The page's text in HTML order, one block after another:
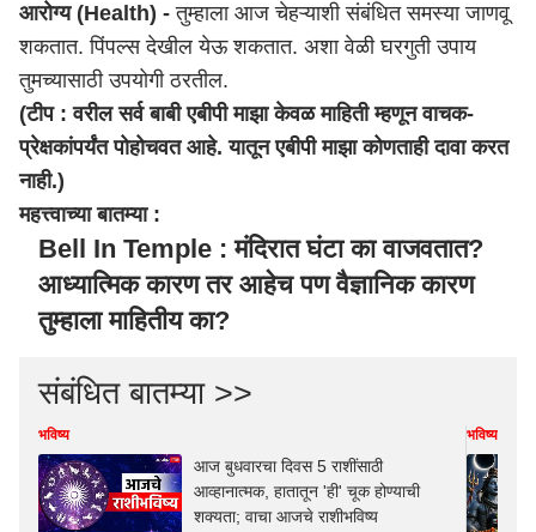
आरोग्य (Health) - तुम्हाला आज चेहऱ्याशी संबंधित समस्या जाणवू
शकतात. पिंपल्स देखील येऊ शकतात. अशा वेळी घरगुती उपाय
तुमच्यासाठी उपयोगी ठरतील.
(टीप : वरील सर्व बाबी एबीपी माझा केवळ माहिती म्हणून वाचक-
प्रेक्षकांपर्यंत पोहोचवत आहे. यातून एबीपी माझा कोणताही दावा करत
नाही.)
महत्त्वाच्या बातम्या :
Bell In Temple : मंदिरात घंटा का वाजवतात?
आध्यात्मिक कारण तर आहेच पण वैज्ञानिक कारण
तुम्हाला माहितीय का?
संबंधित बातम्या >>
भविष्य
आज बुधवारचा दिवस 5 राशींसाठी
आव्हानात्मक, हातातून 'ही' चूक होण्याची
शक्यता; वाचा आजचे राशीभविष्य
भविष्य